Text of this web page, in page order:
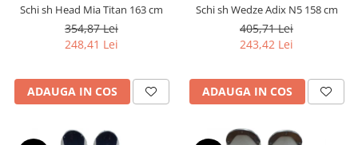
Schi sh Head Mia Titan 163 cm
354,87 Lei
248,41 Lei
ADAUGA IN COS
Schi sh Wedze Adix N5 158 cm
405,71 Lei
243,42 Lei
ADAUGA IN COS